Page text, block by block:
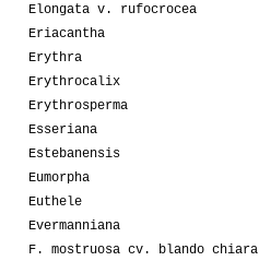
Elongata v. rufocrocea
Eriacantha
Erythra
Erythrocalix
Erythrosperma
Esseriana
Estebanensis
Eumorpha
Euthele
Evermanniana
F. mostruosa cv. blando chiara